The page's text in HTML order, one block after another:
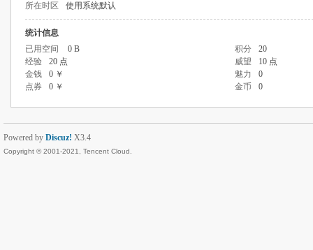
所在时区
使用系统默认
统计信息
已用空间
0 B 积分
20
经验
20 点 威望
10 点
金钱
0 ￥ 魅力
0
点券
0 ￥ 金币 0
Powered by Discuz! X3.4
Copyright © 2001-2021, Tencent Cloud.